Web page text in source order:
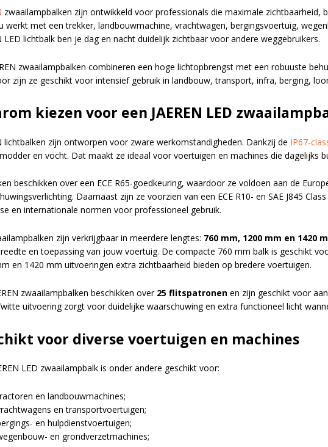
zwaailampbalken zijn ontwikkeld voor professionals die maximale zichtbaarheid,
werkt met een trekker, landbouwmachine, vrachtwagen, bergingsvoertuig,
LED lichtbalk ben je dag en nacht duidelijk zichtbaar voor andere weggebruikers.
zwaailampbalken combineren een hoge lichtopbrengst met een robuuste
zijn ze geschikt voor intensief gebruik in landbouw, transport, infra, berging,
kiezen voor een JAEREN LED
lichtbalken zijn ontworpen voor zware werkomstandigheden. Dankzij de IP67-
en vocht. Dat maakt ze ideaal voor voertuigen en machines die dagelijks
beschikken over een ECE R65-goedkeuring, waardoor ze voldoen aan de
Daarnaast zijn ze voorzien van een ECE R10- en SAE J845
en internationale normen voor professioneel gebruik.
zijn verkrijgbaar in meerdere lengtes: 760 mm, 1200 mm en 1420
en toepassing van jouw voertuig. De compacte 760 mm balk is geschikt
en 1420 mm uitvoeringen extra zichtbaarheid bieden op bredere voertuigen.
zwaailampbalken beschikken over 25 flitspatronen en zijn geschikt voor
uitvoering zorgt voor duidelijke waarschuwing en extra functioneel licht
voor diverse voertuigen en machines
LED zwaailampbalk is onder andere geschikt voor:
en landbouwmachines;
en transportvoertuigen;
en hulpdienstvoertuigen;
en grondverzetmachines;
van nieuwe
promoties en
via de
een paar